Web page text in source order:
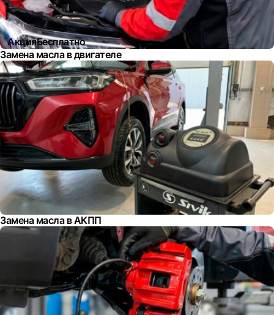
АкцияБесплатно
Замена масла в двигателе
Замена масла в АКПП